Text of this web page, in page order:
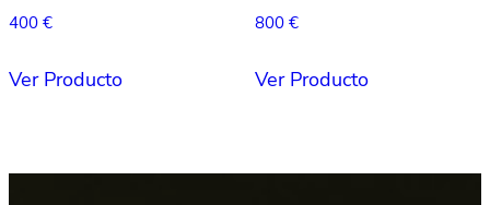
400€
Ver Producto
800€
Ver Producto